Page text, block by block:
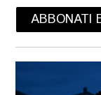
ABBONATI